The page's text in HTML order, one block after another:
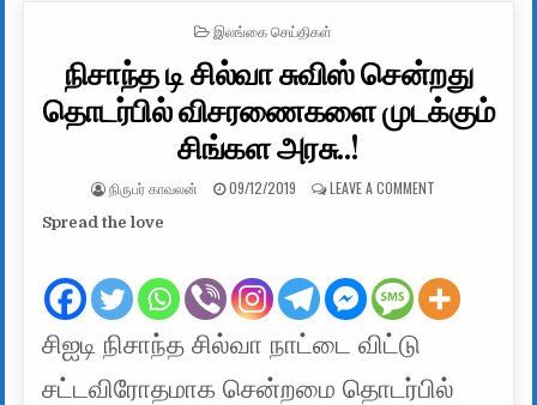
POSTED IN
இலங்கை செய்திகள்
நிசாந்த டி சில்வா சுவிஸ் சென்றது
தொடர்பில் விசரணைகளை முடக்கும்
சிங்கள அரசு..!
AUTHOR:
நிருபர் காவலன் PUBLISHED DATE:
09/12/2019 LEAVE A COMMENTON நிசாந்த டி
Spread the love
சிஐடி நிசாந்த சில்வா நாட்டை விட்டு
சட்டவிரோதமாக சென்றமை தொடர்பில்